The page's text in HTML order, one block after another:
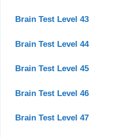
Brain Test Level 43
Brain Test Level 44
Brain Test Level 45
Brain Test Level 46
Brain Test Level 47